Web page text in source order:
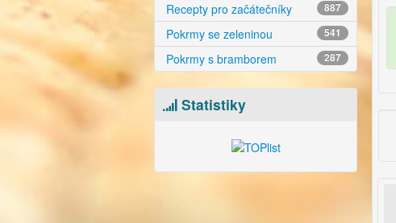
Recepty pro začátečníky 887
Pokrmy se zeleninou 541
Pokrmy s bramborem 287
Statistiky